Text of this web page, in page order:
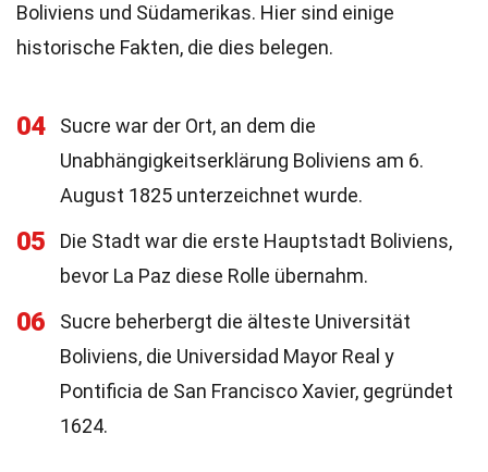
Boliviens und Südamerikas. Hier sind einige
historische Fakten, die dies belegen.
04
Sucre war der Ort, an dem die
Unabhängigkeitserklärung Boliviens am 6.
August 1825 unterzeichnet wurde.
05
Die Stadt war die erste Hauptstadt Boliviens,
bevor La Paz diese Rolle übernahm.
06
Sucre beherbergt die älteste Universität
Boliviens, die Universidad Mayor Real y
Pontificia de San Francisco Xavier, gegründet
1624.